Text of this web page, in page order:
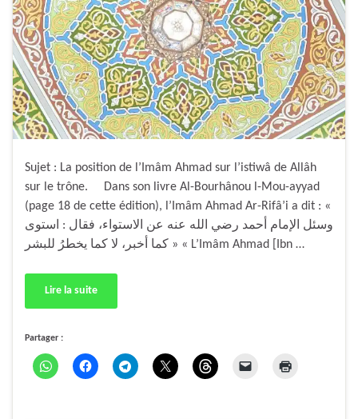
Sujet : La position de l’Imâm Ahmad sur l’istiwâ de Allâh
sur le trône. Dans son livre Al-Bourhânou l-Mou-ayyad
(page 18 de cette édition), l’Imâm Ahmad Ar-Rifâ’i a dit : «
وسئل الإمام أحمد رضي الله عنه عن الاستواء، فقال : استوى
كما أخبر، لا كما يخطرُ للبشر » « L’Imâm Ahmad [Ibn …
Lire la suite
Partager :